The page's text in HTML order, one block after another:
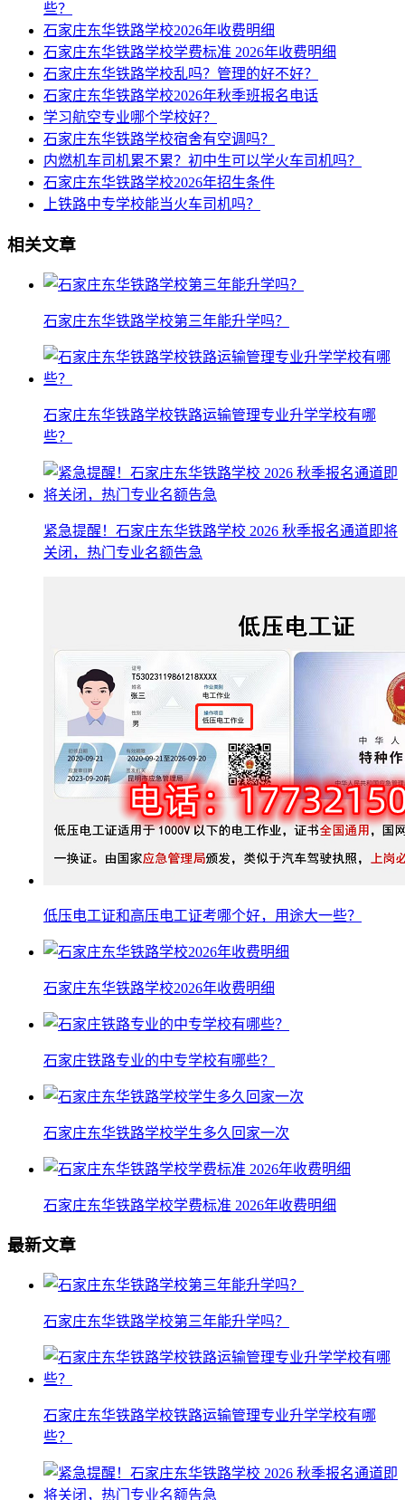
些？
石家庄东华铁路学校2026年收费明细
石家庄东华铁路学校学费标准 2026年收费明细
石家庄东华铁路学校乱吗？管理的好不好？
石家庄东华铁路学校2026年秋季班报名电话
学习航空专业哪个学校好？
石家庄东华铁路学校宿舍有空调吗？
内燃机车司机累不累？初中生可以学火车司机吗？
石家庄东华铁路学校2026年招生条件
上铁路中专学校能当火车司机吗？
相关文章
石家庄东华铁路学校第三年能升学吗？
石家庄东华铁路学校铁路运输管理专业升学学校有哪
些？
紧急提醒！石家庄东华铁路学校 2026 秋季报名通道即将
关闭，热门专业名额告急
低压电工证和高压电工证考哪个好，用途大一些？
石家庄东华铁路学校2026年收费明细
石家庄铁路专业的中专学校有哪些？
石家庄东华铁路学校学生多久回家一次
石家庄东华铁路学校学费标准 2026年收费明细
最新文章
石家庄东华铁路学校第三年能升学吗？
石家庄东华铁路学校铁路运输管理专业升学学校有哪
些？